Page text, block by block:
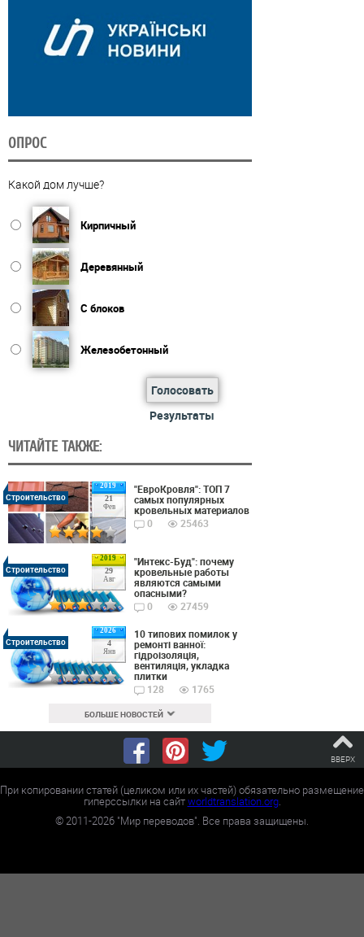
ОПРОС
Какой дом лучше?
Кирпичный
Деревянный
С блоков
Железобетонный
Голосовать
Результаты
ЧИТАЙТЕ ТАКЖЕ:
2019
21
Фев
Строительство
"ЕвроКровля": ТОП 7
самых популярных
кровельных материалов
0
25463
2019
29
Авг
Строительство
"Интекс-Буд": почему
кровельные работы
являются самыми
опасными?
0
27459
2026
4
Янв
Строительство
10 типових помилок у
ремонті ванної:
гідроізоляція,
вентиляція, укладка
плитки
128
1765
БОЛЬШЕ НОВОСТЕЙ
ВВЕРХ
При копировании статей (целиком или их частей) обязательно размещение
гиперссылки на сайтworldtranslation.org.
©2011-2026 "Мир переводов". Все права защищены.